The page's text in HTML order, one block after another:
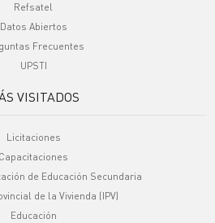
Refsatel
Datos Abiertos
Frecuentes
UPSTI
VISITADOS
Licitaciones
Capacitaciones
de Educación Secundaria
de la Vivienda (IPV)
Educación